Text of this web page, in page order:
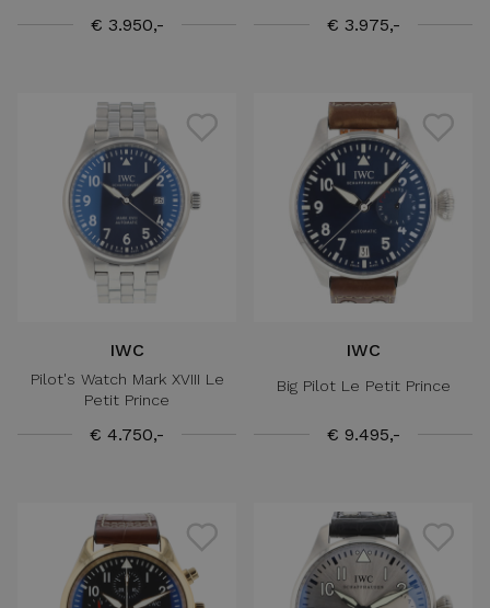
€ 3.950,- € 3.975,-
IWC
Pilot's Watch Mark XVIII Le
Petit Prince
€ 4.750,-
IWC
Big Pilot Le Petit Prince
€ 9.495,-